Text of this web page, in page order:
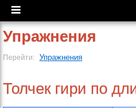
Упражнения
Перейти: Упражнения
Толчек гири по